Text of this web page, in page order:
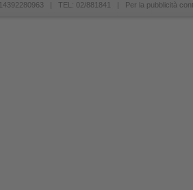
| TEL: 02/881841 | Per la pubblicità